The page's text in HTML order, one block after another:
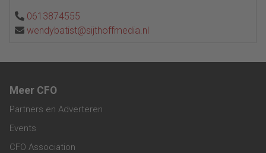
0613874555
wendybatist@sijthoffmedia.nl
Meer CFO
Partners en Adverteren
Events
CFO Association